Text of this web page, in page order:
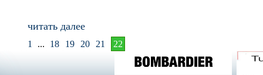
читать далее
1 ... 18 19 20 21 22